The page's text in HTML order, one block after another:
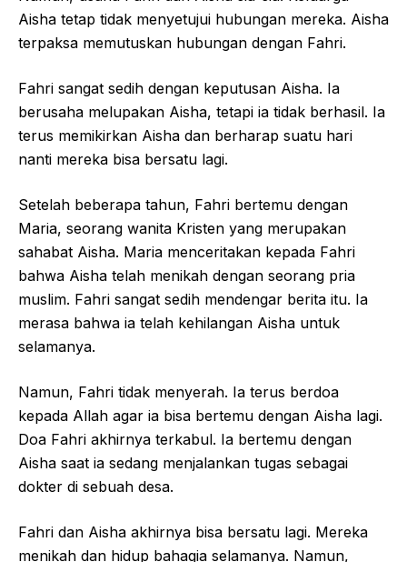
Aisha tetap tidak menyetujui hubungan mereka. Aisha
terpaksa memutuskan hubungan dengan Fahri.
Fahri sangat sedih dengan keputusan Aisha. Ia
berusaha melupakan Aisha, tetapi ia tidak berhasil. Ia
terus memikirkan Aisha dan berharap suatu hari
nanti mereka bisa bersatu lagi.
Setelah beberapa tahun, Fahri bertemu dengan
Maria, seorang wanita Kristen yang merupakan
sahabat Aisha. Maria menceritakan kepada Fahri
bahwa Aisha telah menikah dengan seorang pria
muslim. Fahri sangat sedih mendengar berita itu. Ia
merasa bahwa ia telah kehilangan Aisha untuk
selamanya.
Namun, Fahri tidak menyerah. Ia terus berdoa
kepada Allah agar ia bisa bertemu dengan Aisha lagi.
Doa Fahri akhirnya terkabul. Ia bertemu dengan
Aisha saat ia sedang menjalankan tugas sebagai
dokter di sebuah desa.
Fahri dan Aisha akhirnya bisa bersatu lagi. Mereka
menikah dan hidup bahagia selamanya. Namun,